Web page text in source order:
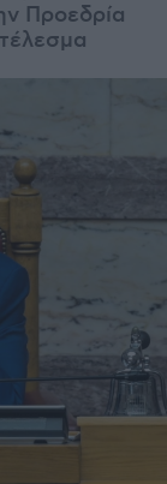
Προεδρία